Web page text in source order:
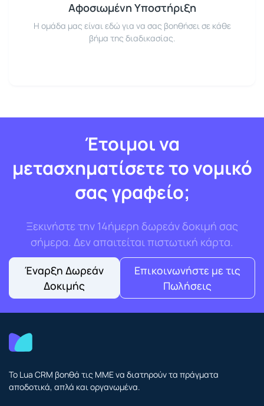
Αφοσιωμένη Υποστήριξη
Η ομάδα μας είναι εδώ για να σας βοηθήσει σε κάθε
βήμα της διαδικασίας.
Έτοιμοι να
μετασχηματίσετε το νομικό
σας γραφείο;
Ξεκινήστε την 14ήμερη δωρεάν δοκιμή σας
σήμερα. Δεν απαιτείται πιστωτική κάρτα.
Έναρξη Δωρεάν
Δοκιμής
Επικοινωνήστε με τις
Πωλήσεις
Το Lua CRM βοηθά τις ΜΜΕ να διατηρούν τα πράγματα
αποδοτικά, απλά και οργανωμένα.